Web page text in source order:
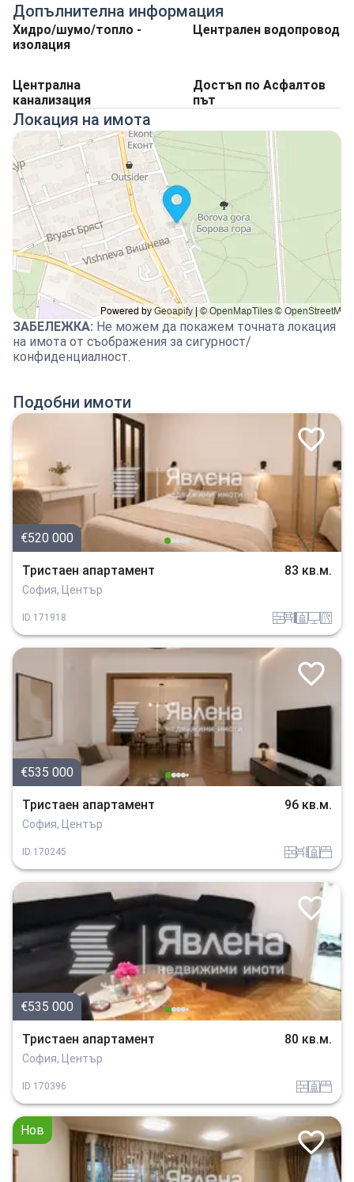
Допълнителна информация
Хидро/шумо/топло -
изолация
Централен водопровод
Централна
канализация
Достъп по Асфалтов
път
Локация на имота
ЗАБЕЛЕЖКА: Не можем да покажем точната локация
на имота от съображения за сигурност/
конфиденциалност.
Подобни имоти
€520 000
Тристаен апартамент 83 кв.м.
София, Център
ID 171918 tuhlaobzavejdne_4 sanitarno_pomeshtenie tehnika v_blizost_do_asfaltiran_put
€535 000
Тристаен апартамент 96 кв.м.
София, Център
ID 170245 tuhlaobzavejdne_0 sanitarno_pomeshtenie spalnia
€535 000
Тристаен апартамент 80 кв.м.
София, Център
ID 170396 tuhla sanitarno_pomeshtenie spalnia
Нов